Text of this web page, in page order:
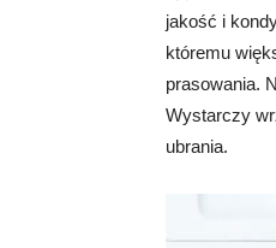
jakość i
któremu
prasowania.
Wystarczy
ubrania.